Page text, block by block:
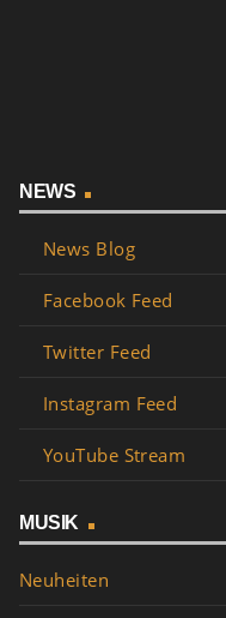
NEWS
News Blog
Facebook Feed
Twitter Feed
Instagram Feed
YouTube Stream
MUSIK
Neuheiten